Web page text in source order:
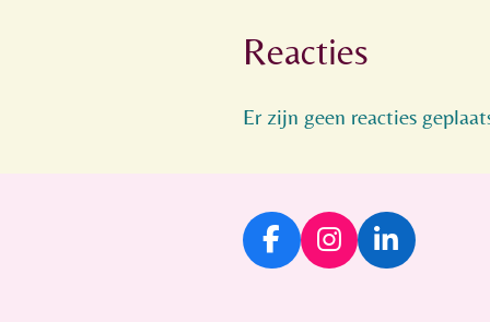
Reacties
Er zijn geen reacties
F
a
I
n
L
i